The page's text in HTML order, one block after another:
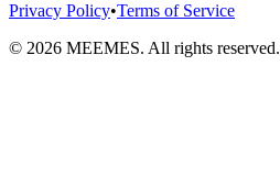
Privacy Policy•Terms of Service
© 2026 MEEMES. All rights reserved.